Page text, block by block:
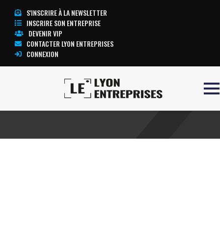
S'INSCRIRE À LA NEWSLETTER
INSCRIRE SON ENTREPRISE
DEVENIR VIP
CONTACTER LYON ENTREPRISES
CONNEXION